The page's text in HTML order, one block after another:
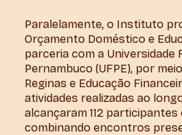
Paralelamente, o Instituto
Orçamento Doméstico e
parceria com a Universidade
Pernambuco (UFPE), por
Reginas e Educação
atividades realizadas ao
alcançaram 112
combinando encontros